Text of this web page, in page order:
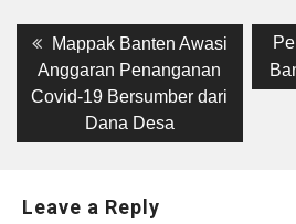
Post
navigation
Previous
post:
Mappak Banten Awasi
Anggaran Penanganan
Covid-19 Bersumber dari
Dana Desa
Leave a Reply